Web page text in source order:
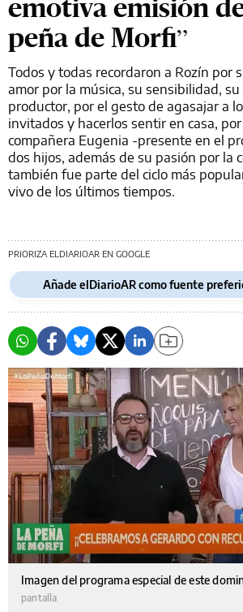
peña de Morfi”
Todos y todas recordaron a Rozín por
amor por la música, su sensibilidad,
productor, por el gesto de agasajar a
invitados y hacerlos sentir en casa,
compañera Eugenia -presente en el
dos hijos, además de su pasión por la
también fue parte del ciclo más
vivo de los últimos tiempos.
PRIORIZA ELDIARIOAR EN GOOGLE
Añade elDiarioAR como fuente
Imagen del programa especial de este
pantalla